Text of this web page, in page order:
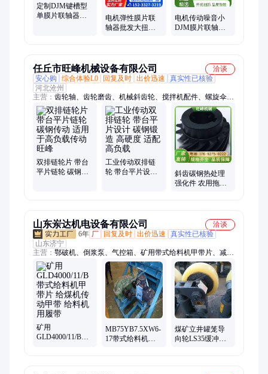
定制DJM键槽型
单膜片联轴器锁
电机弹性膜片联
轴器批发大扭矩
电机传动噪音小
DJM膜片联轴器
任丘市旺峰机械设备有限公司
洽谈
安心购
综合体验L0 回复及时 出价迅速
真实性已核验
河北沧州
主营： 齿轮轴、齿轮磨齿、机械斜齿轮、搅拌机配件、螺旋伞齿
轮
双排链轮片 带台
平片链轮 碳钢传
工业传动双排链
轮 带台平片设计
斜齿碳钢热处理
强化件 农用拖拉
山东岽达机电设备有限公司
洽谈
6年 厂 回复及时 出价迅速
真实性已核验
山东济宁
主营： 鄂破机、倒浆泵、气控箱、矿用带式给料机甲带片、减速
机、钢丝带、罐道轮、瓷溜槽、喷浆机、取样器、普棉带、破拱
器、小排车、注浆泵、控制箱、清淤泵、机甲带、防爆门、指示
器、排污泵、主控箱、显示屏、装载机、平板车、头戴灯、转载
机
矿用
GLD4000/11/B带
MB75YB7.5XW6-
17带式给料机
煤矿立井罐笼导
向轮LS35缓冲式